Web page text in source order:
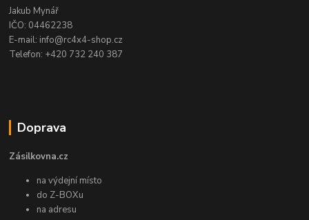
Jakub Mynář
IČO: 04462238
E-mail: info@rc4x4-shop.cz
Telefon: +420 732 240 387
Doprava
Zásilkovna.cz
na výdejní místo
do Z-BOXu
na adresu